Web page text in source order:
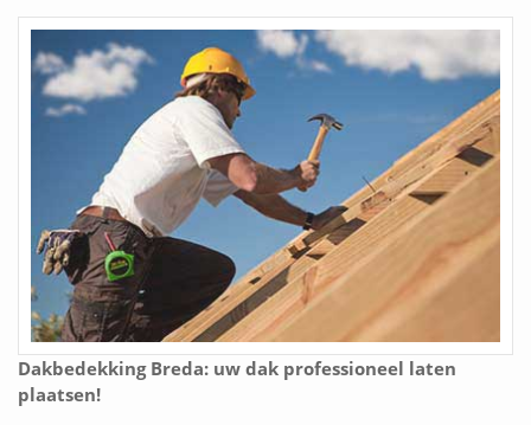
Dakbedekking Breda: uw dak professioneel laten
plaatsen!